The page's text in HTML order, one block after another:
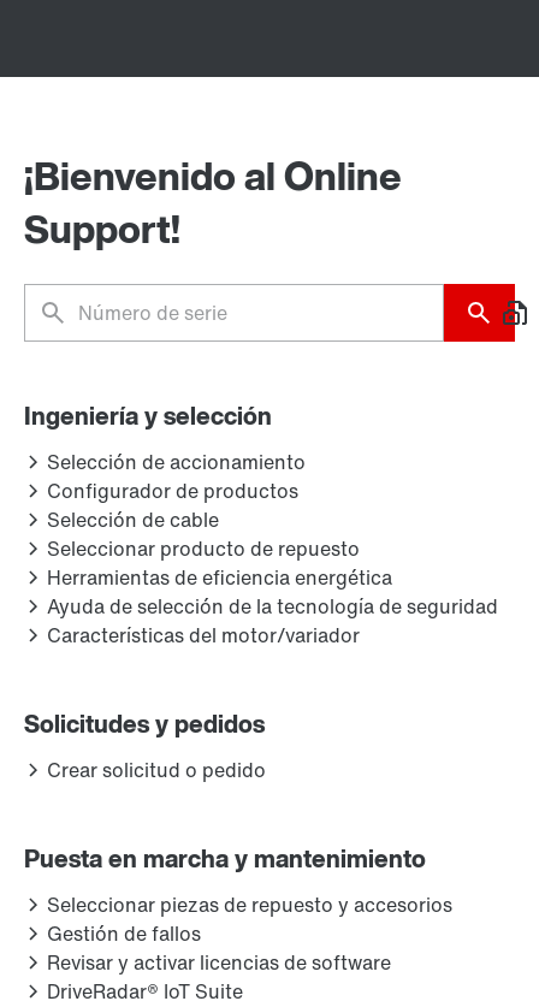
¡Bienvenido al Online
Support!
Ingeniería y selección
Selección de accionamiento
Configurador de productos
Selección de cable
Seleccionar producto de repuesto
Herramientas de eficiencia energética
Ayuda de selección de la tecnología de seguridad
Características del motor/variador
Solicitudes y pedidos
Crear solicitud o pedido
Puesta en marcha y mantenimiento
Seleccionar piezas de repuesto y accesorios
Gestión de fallos
Revisar y activar licencias de software
DriveRadar® IoT Suite